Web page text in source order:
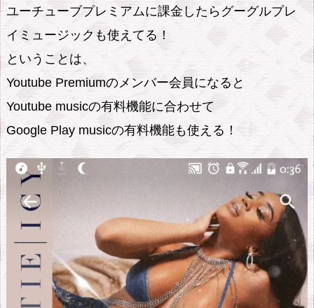
e
P
r
e
u
m
課
金
で
G
o
o
ユーチューブプレミアムに課金したらグーグルプレ
イミュージックも使えてる！
ということは、
Youtube Premiumのメンバー会員になると
Youtube musicの有料機能に合わせて
Google Play musicの有料機能も使える！